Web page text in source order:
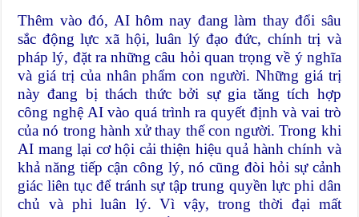
Thêm vào đó, AI hôm nay đang làm thay đổi sâu
sắc động lực xã hội, luân lý đạo đức, chính trị và
pháp lý, đặt ra những câu hỏi quan trọng về ý nghĩa
và giá trị của nhân phẩm con người. Những giá trị
này đang bị thách thức bởi sự gia tăng tích hợp
công nghệ AI vào quá trình ra quyết định và vai trò
của nó trong hành xử thay thế con người. Trong khi
AI mang lại cơ hội cải thiện hiệu quả hành chính và
khả năng tiếp cận công lý, nó cũng đòi hỏi sự cảnh
giác liên tục để tránh sự tập trung quyền lực phi dân
chủ và phi luân lý. Vì vậy, trong thời đại mất